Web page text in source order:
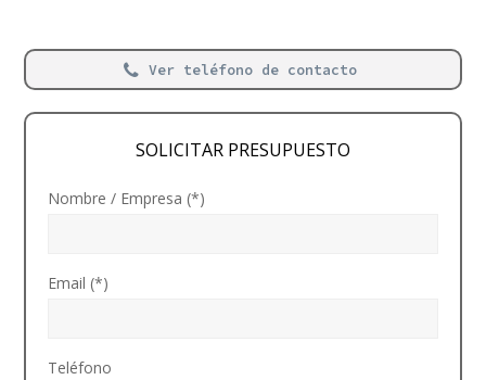
Ver teléfono de contacto
SOLICITAR PRESUPUESTO
Nombre / Empresa (*)
Email (*)
Teléfono